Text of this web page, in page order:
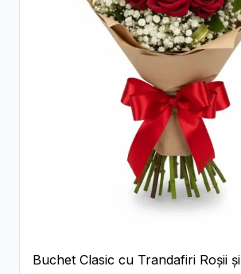
Buchet Clasic cu Trandafiri Roșii și